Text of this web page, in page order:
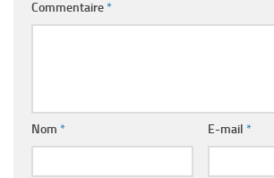
Commentaire*
Nom * E-mail *